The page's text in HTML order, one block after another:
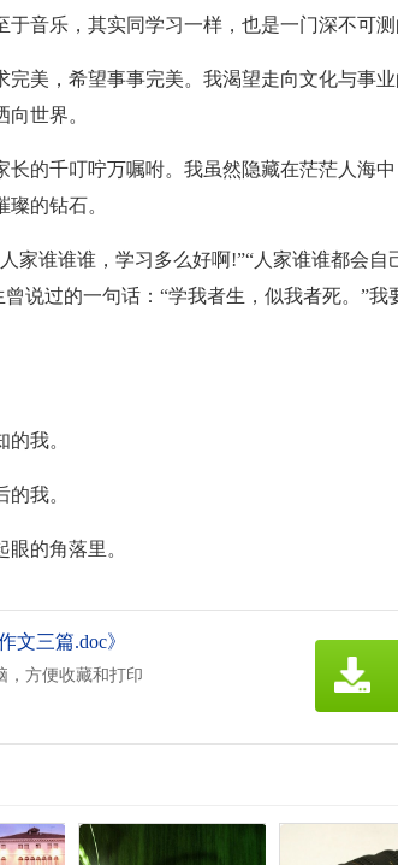
音乐，其实同学习一样，也是一门深不可测
美，希望事事完美。我渴望走向文化与事
世界。
的千叮咛万嘱咐。我虽然隐藏在茫茫人海
的钻石。
家谁谁谁，学习多么好啊!”“人家谁谁都会自
说过的一句话：“学我者生，似我者死。”我
我。
我。
的角落里。
文三篇.doc》
，方便收藏和打印